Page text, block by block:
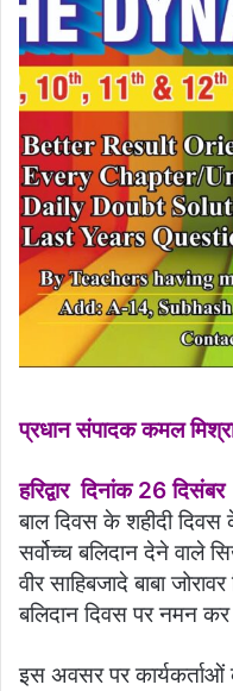
प्रधान संपादक कमल
हरिद्वार दिनांक 26
बाल दिवस के शहीदी दिवस
सर्वोच्च बलिदान देने वाले
वीर साहिबजादे बाबा
बलिदान दिवस पर नमन कर
इस अवसर पर कार्यकर्ताओं